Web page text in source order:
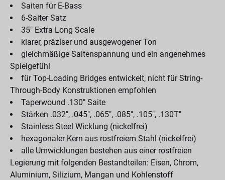
Saiten für E-Bass
6-Saiter Satz
35" Extra Long Scale
klarer, präziser und ausgewogener Ton
gleichmäßige Saitenspannung und ein angenehmes
Spielgefühl
für Top-Loading Bridges entwickelt, nicht für String-
Through-Body Konstruktionen empfohlen
Taperwound .130" Saite
Stärken .032", .045", .065", .085", .105", .130T"
Stainless Steel Wicklung (nickelfrei)
hexagonaler Kern aus rostfreiem Stahl (nickelfrei)
alle Umwicklungen bestehen aus einer rostfreien
Legierung mit folgenden Bestandteilen: Eisen, Chrom,
Aluminium, Silizium, Mangan und Kohlenstoff